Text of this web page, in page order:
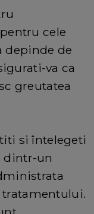
cele
depinde de
va ca
greutatea
si întelegeti
dintr-un